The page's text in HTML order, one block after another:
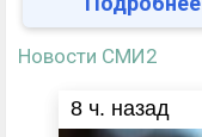
Новости СМИ2
8 ч. назад